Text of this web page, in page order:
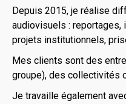
Depuis 2015, je réalise
audiovisuels :
projets institutionnels,
Mes clients sont des
groupe), des collectivités
Je travaille également